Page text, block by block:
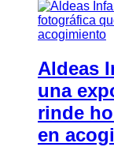
Aldeas
una
rinde
en